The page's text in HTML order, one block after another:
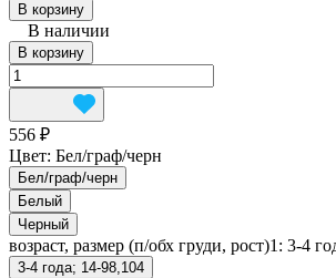
В корзину
В наличии
В корзину
556 ₽
Цвет: Бел/граф/черн
Бел/граф/черн
Белый
Черный
возраст, размер (п/обх груди, рост)1: 3-4
3-4 года; 14-98,104